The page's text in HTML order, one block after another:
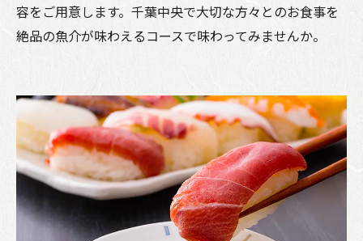
容をご用意します。千葉中央で大切な方々とのお食事を
絶品の魚介が味わえるコースで味わってみませんか。